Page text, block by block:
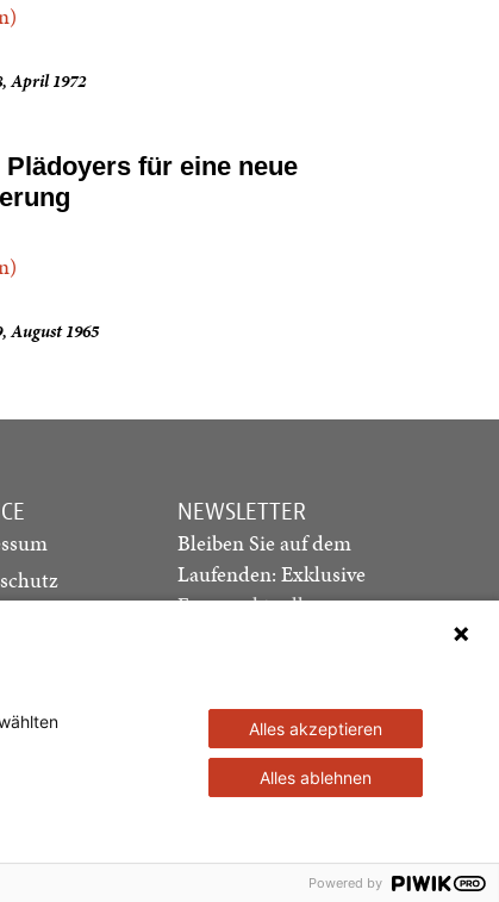
April 1972
Plädoyers für eine neue
August 1965
NEWSLETTER
Bleiben Sie auf dem
Laufenden: Exklusive
Essays, aktuelle
Newsletter abonnieren
Alles akzeptieren
Alles ablehnen
Powered by